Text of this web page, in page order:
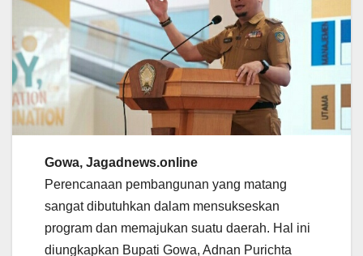
Gowa, Jagadnews.online
Perencanaan pembangunan yang matang
sangat dibutuhkan dalam mensukseskan
program dan memajukan suatu daerah. Hal ini
diungkapkan Bupati Gowa, Adnan Purichta